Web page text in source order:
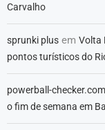
Carvalho
sprunki plus em Volta
pontos turísticos do
powerball-checker.com
o fim de semana em